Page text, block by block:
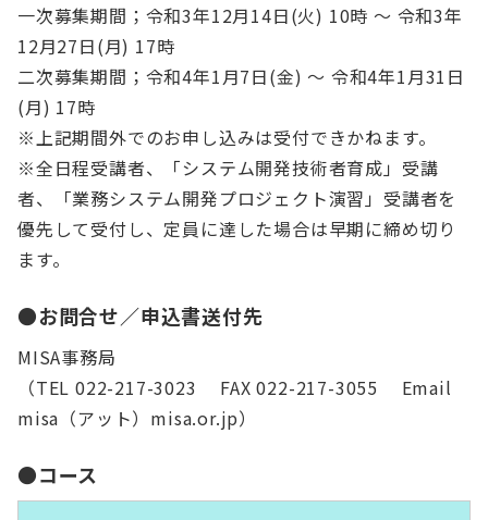
一次募集期間；令和3年12月14日(火) 10時 ～ 令和3年
12月27日(月) 17時
二次募集期間；令和4年1月7日(金) ～ 令和4年1月31日
(月) 17時
※上記期間外でのお申し込みは受付できかねます。
※全日程受講者、「システム開発技術者育成」受講
者、「業務システム開発プロジェクト演習」受講者を
優先して受付し、定員に達した場合は早期に締め切り
ます。
●お問合せ／申込書送付先
MISA事務局
（TEL 022-217-3023 FAX 022-217-3055 Email
misa（アット）misa.or.jp）
●コース